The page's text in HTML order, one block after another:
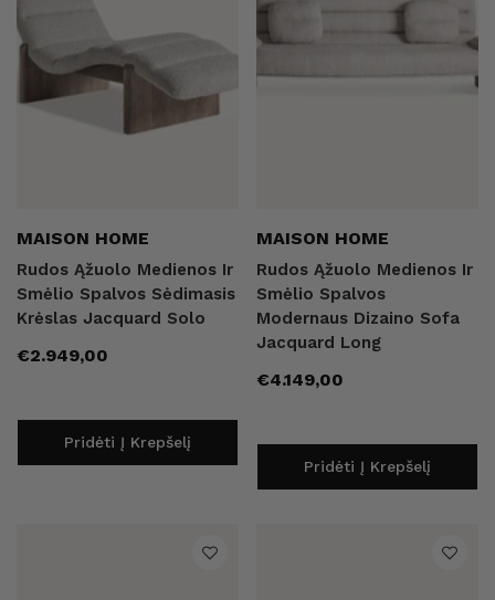
Pardavėjas:
MAISON HOME
Rudos Ąžuolo Medienos Ir
Smėlio Spalvos Sėdimasis
Krėslas Jacquard Solo
Įprasta
€2.949,00
Pridėti Į Krepšelį
Pardavėjas:
MAISON HOME
Rudos Ąžuolo Medienos Ir
Smėlio Spalvos
Modernaus Dizaino Sofa
Jacquard Long
Įprasta
€4.149,00
Pridėti Į Krepšelį
Šviestuvas Dione
Maison Home
Pardavėjas:
Aldex
Juodas Matinis Pakabinamas Šviestuvas Bosso
Įprasta kaina
€190,00
Pardavėjas:
Bloomingville
Kalėdinis